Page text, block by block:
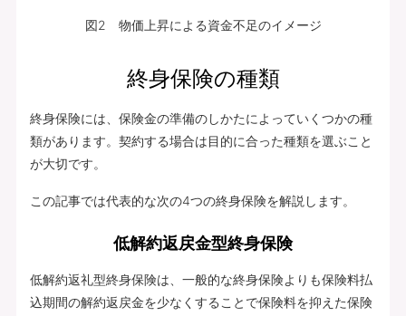
図2 物価上昇による資金不足のイメージ
終身保険の種類
終身保険には、保険金の準備のしかたによっていくつかの種
類があります。契約する場合は目的に合った種類を選ぶこと
が大切です。
この記事では代表的な次の4つの終身保険を解説します。
低解約返戻金型終身保険
低解約返礼型終身保険は、一般的な終身保険よりも保険料払
込期間の解約返戻金を少なくすることで保険料を抑えた保険